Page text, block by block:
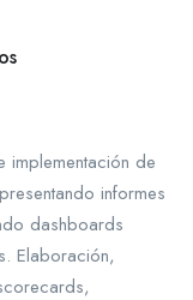
implementación de
informes
dashboards
Elaboración,